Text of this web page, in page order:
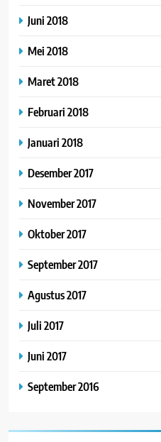
Juni 2018
Mei 2018
Maret 2018
Februari 2018
Januari 2018
Desember 2017
November 2017
Oktober 2017
September 2017
Agustus 2017
Juli 2017
Juni 2017
September 2016